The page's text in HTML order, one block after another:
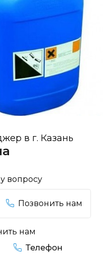
в г. Казань
вопросу
Позвонить нам
нам
Телефон